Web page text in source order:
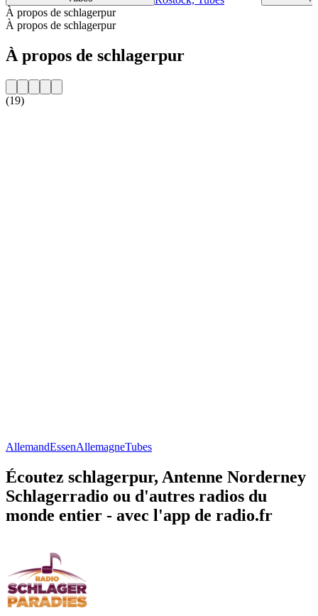
À propos de schlagerpur
À propos de schlagerpur
À propos de schlagerpur
(19)
AllemandEssenAllemagneTubes
Écoutez schlagerpur, Antenne Norderney
Schlagerradio ou d'autres radios du
monde entier - avec l'app de radio.fr